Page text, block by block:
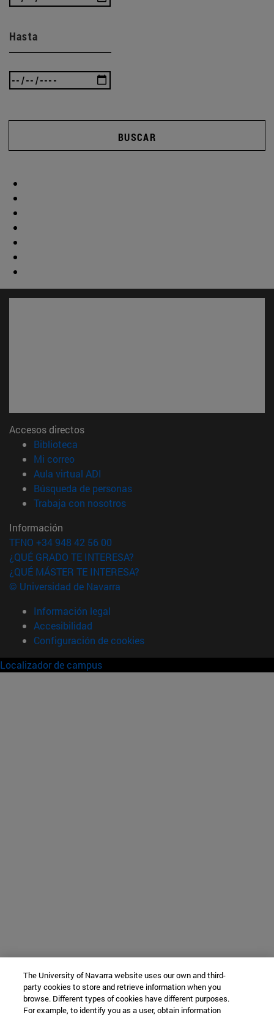
Hasta
BUSCAR
Accesos directos
Biblioteca
Mi correo(abre en nueva ventana)
Aula virtual ADI
Búsqueda de personas(abre en nueva ventana)
Trabaja con nosotros(abre en nueva ventana)
Información
TFNO +34 948 42 56 00
¿QUÉ GRADO TE INTERESA?
¿QUÉ MÁSTER TE INTERESA?
© Universidad de Navarra
Información legal
Accesibilidad
Configuración de cookies
Localizador de campus
The University of Navarra website uses our own and third-
party cookies to store and retrieve information when you
browse. Different types of cookies have different purposes.
For example, to identify you as a user, obtain information